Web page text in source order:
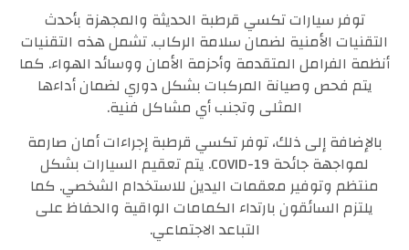
توفر سيارات تكسي قرطبة الحديثة والمجهزة بأحدث
التقنيات الأمنية لضمان سلامة الركاب. تشمل هذه التقنيات
أنظمة الفرامل المتقدمة وأحزمة الأمان ووسائد الهواء. كما
يتم فحص وصيانة المركبات بشكل دوري لضمان أداءها
المثلى وتجنب أي مشاكل فنية.
بالإضافة إلى ذلك، توفر تكسي قرطبة إجراءات أمان صارمة
لمواجهة جائحة COVID-19. يتم تعقيم السيارات بشكل
منتظم وتوفير معقمات اليدين للاستخدام الشخصي. كما
يلتزم السائقون بارتداء الكمامات الواقية والحفاظ على
التباعد الاجتماعي.